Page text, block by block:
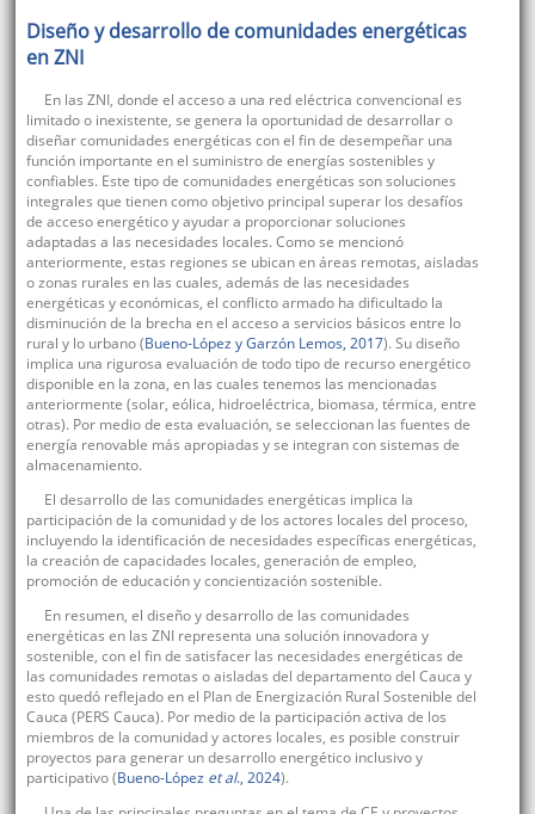
Diseño y desarrollo de comunidades energéticas
en ZNI
En las ZNI, donde el acceso a una red eléctrica convencional es
limitado o inexistente, se genera la oportunidad de desarrollar o
diseñar comunidades energéticas con el fin de desempeñar una
función importante en el suministro de energías sostenibles y
confiables. Este tipo de comunidades energéticas son soluciones
integrales que tienen como objetivo principal superar los desafíos
de acceso energético y ayudar a proporcionar soluciones
adaptadas a las necesidades locales. Como se mencionó
anteriormente, estas regiones se ubican en áreas remotas, aisladas
o zonas rurales en las cuales, además de las necesidades
energéticas y económicas, el conflicto armado ha dificultado la
disminución de la brecha en el acceso a servicios básicos entre lo
rural y lo urbano (Bueno-López y Garzón Lemos, 2017). Su diseño
implica una rigurosa evaluación de todo tipo de recurso energético
disponible en la zona, en las cuales tenemos las mencionadas
anteriormente (solar, eólica, hidroeléctrica, biomasa, térmica, entre
otras). Por medio de esta evaluación, se seleccionan las fuentes de
energía renovable más apropiadas y se integran con sistemas de
almacenamiento.
El desarrollo de las comunidades energéticas implica la
participación de la comunidad y de los actores locales del proceso,
incluyendo la identificación de necesidades específicas energéticas,
la creación de capacidades locales, generación de empleo,
promoción de educación y concientización sostenible.
En resumen, el diseño y desarrollo de las comunidades
energéticas en las ZNI representa una solución innovadora y
sostenible, con el fin de satisfacer las necesidades energéticas de
las comunidades remotas o aisladas del departamento del Cauca y
esto quedó reflejado en el Plan de Energización Rural Sostenible del
Cauca (PERS Cauca). Por medio de la participación activa de los
miembros de la comunidad y actores locales, es posible construir
proyectos para generar un desarrollo energético inclusivo y
participativo (Bueno-López et al., 2024).